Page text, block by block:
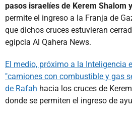
pasos israelíes de Kerem Shalom
permite el ingreso a la Franja de
que dichos cruces estuvieran
egipcia Al Qahera News.
El medio, próximo a la Inteligencia
"camiones con combustible y gas
de Rafah hacia los cruces de
donde se permiten el ingreso de